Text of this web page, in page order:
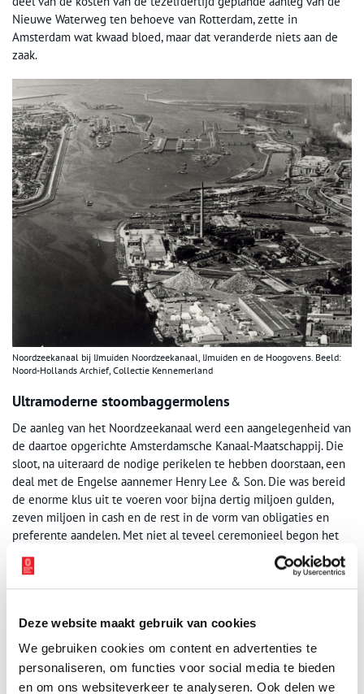
Deze website maakt gebruik van cookies
We gebruiken cookies om content en advertenties te
personaliseren, om functies voor social media te bieden
en om ons websiteverkeer te analyseren. Ook delen we
Nieuwe Waterweg ten behoeve van Rotterdam, zette in
Amsterdam wat kwaad bloed, maar dat veranderde niets aan de
zaak.
Noordzeekanaal bij IJmuiden Noordzeekanaal, IJmuiden en de Hoogovens. Beeld:
Noord-Hollands Archief, Collectie Kennemerland
Ultramoderne stoombaggermolens
De aanleg van het Noordzeekanaal werd een aangelegenheid van
de daartoe opgerichte Amsterdamsche Kanaal-Maatschappij. Die
sloot, na uiteraard de nodige perikelen te hebben doorstaan, een
deal met de Engelse aannemer Henry Lee & Son. Die was bereid
de enorme klus uit te voeren voor bijna dertig miljoen gulden,
zeven miljoen in cash en de rest in de vorm van obligaties en
preferente aandelen. Met niet al teveel ceremonieel begon het
werk op 8 maart 1865. De bouw van de sluizen, het kanaal en de
drooglegging van het grootste deel van het IJ ging gepaard met
een wonderlijk mengsel van traditionele en moderne techniek.
zoals dat al eeuwenlang ging. Voor het op diepte brengen van het
kanaal werden destijds ultramoderne stoombaggermolens